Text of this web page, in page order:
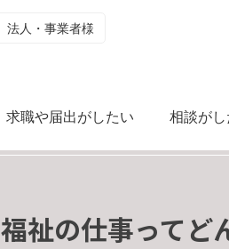
法人・事業者様
求職や届出がしたい 相談が
福祉の仕事ってど